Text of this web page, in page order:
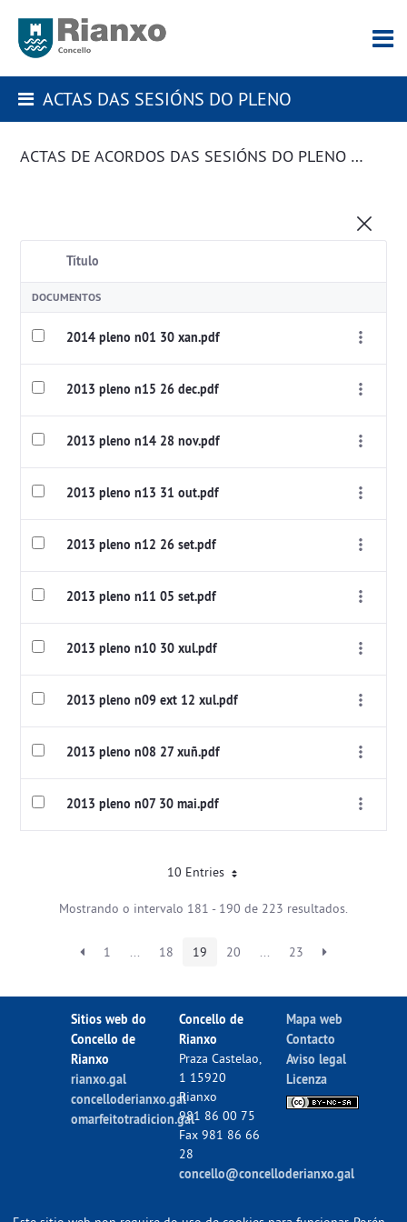
ACTAS DAS SESIÓNS DO PLENO
ACTAS DE ACORDOS DAS SESIÓNS DO PLENO DA CORPORACIÓN
Título
DOCUMENTOS
2014 pleno n01 30 xan.pdf
2013 pleno n15 26 dec.pdf
2013 pleno n14 28 nov.pdf
2013 pleno n13 31 out.pdf
2013 pleno n12 26 set.pdf
2013 pleno n11 05 set.pdf
2013 pleno n10 30 xul.pdf
2013 pleno n09 ext 12 xul.pdf
2013 pleno n08 27 xuñ.pdf
2013 pleno n07 30 mai.pdf
10 Entries
Mostrando o intervalo 181 - 190 de 223 resultados.
1 ... 18 19 20 ... 23
Sitios web do
Concello de
Rianxo
rianxo.gal
concelloderianxo.gal
omarfeitotradicion.gal
Concello de
Rianxo
Praza Castelao,
1 15920
Rianxo
981 86 00 75
Fax 981 86 66
28
concello@concelloderianxo.gal
Mapa web
Contacto
Aviso legal
Licenza